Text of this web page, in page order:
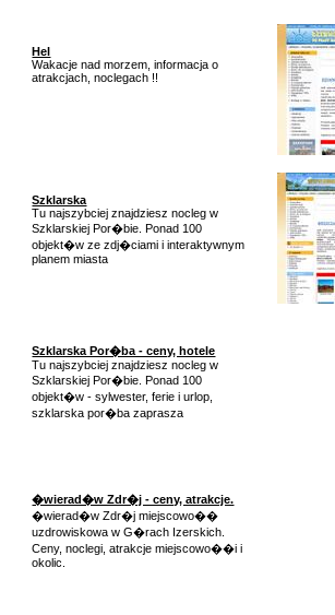
Hel
Wakacje nad morzem, informacja o
atrakcjach, noclegach !!
Szklarska
Tu najszybciej znajdziesz nocleg w
Szklarskiej Por�bie. Ponad 100
objekt�w ze zdj�ciami i interaktywnym
planem miasta
Szklarska Por�ba - ceny, hotele
Tu najszybciej znajdziesz nocleg w
Szklarskiej Por�bie. Ponad 100
objekt�w - sylwester, ferie i urlop,
szklarska por�ba zaprasza
�wierad�w Zdr�j - ceny, atrakcje.
�wierad�w Zdr�j miejscowo��
uzdrowiskowa w G�rach Izerskich.
Ceny, noclegi, atrakcje miejscowo��i i
okolic.